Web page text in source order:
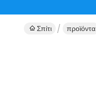
Σπίτι προϊόντα